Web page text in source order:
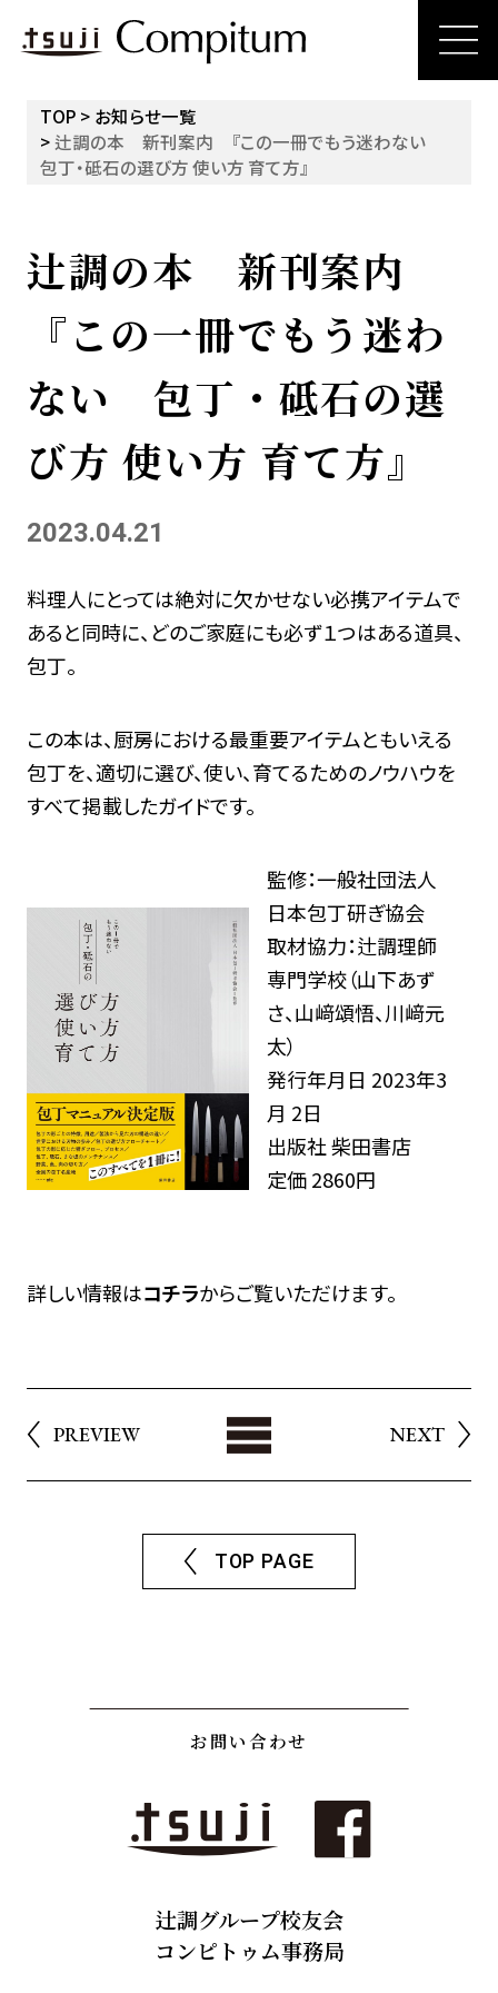
TOP
お知らせ一覧
辻調の本 新刊案内 『この一冊でもう迷わない
包丁・砥石の選び方 使い方 育て方』
辻調の本 新刊案内
『この一冊でもう迷わ
ない 包丁・砥石の選
び方 使い方 育て方』
2023.04.21
料理人にとっては絶対に欠かせない必携アイテムで
あると同時に、どのご家庭にも必ず１つはある道具、
包丁。
この本は、厨房における最重要アイテムともいえる
包丁を、適切に選び、使い、育てるためのノウハウを
すべて掲載したガイドです。
監修：一般社団法人
日本包丁研ぎ協会
取材協力：辻調理師
専門学校（山下あず
さ、山﨑頌悟、川﨑元
太）
発行年月日 2023年3
月 2日
出版社 柴田書店
定価 2860円
詳しい情報はコチラからご覧いただけます。
PREVIEW List
NEXT
TOP PAGE
お問い合わせ
辻調グループ校友会
コンピトゥム事務局